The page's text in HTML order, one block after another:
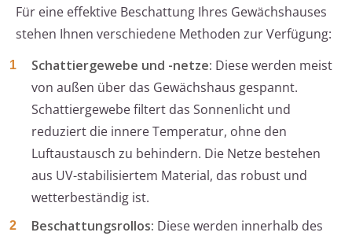
Für eine effektive Beschattung Ihres Gewächshauses
stehen Ihnen verschiedene Methoden zur Verfügung:
Schattiergewebe und -netze: Diese werden meist
von außen über das Gewächshaus gespannt.
Schattiergewebe filtert das Sonnenlicht und
reduziert die innere Temperatur, ohne den
Luftaustausch zu behindern. Die Netze bestehen
aus UV-stabilisiertem Material, das robust und
wetterbeständig ist.
Beschattungsrollos: Diese werden innerhalb des